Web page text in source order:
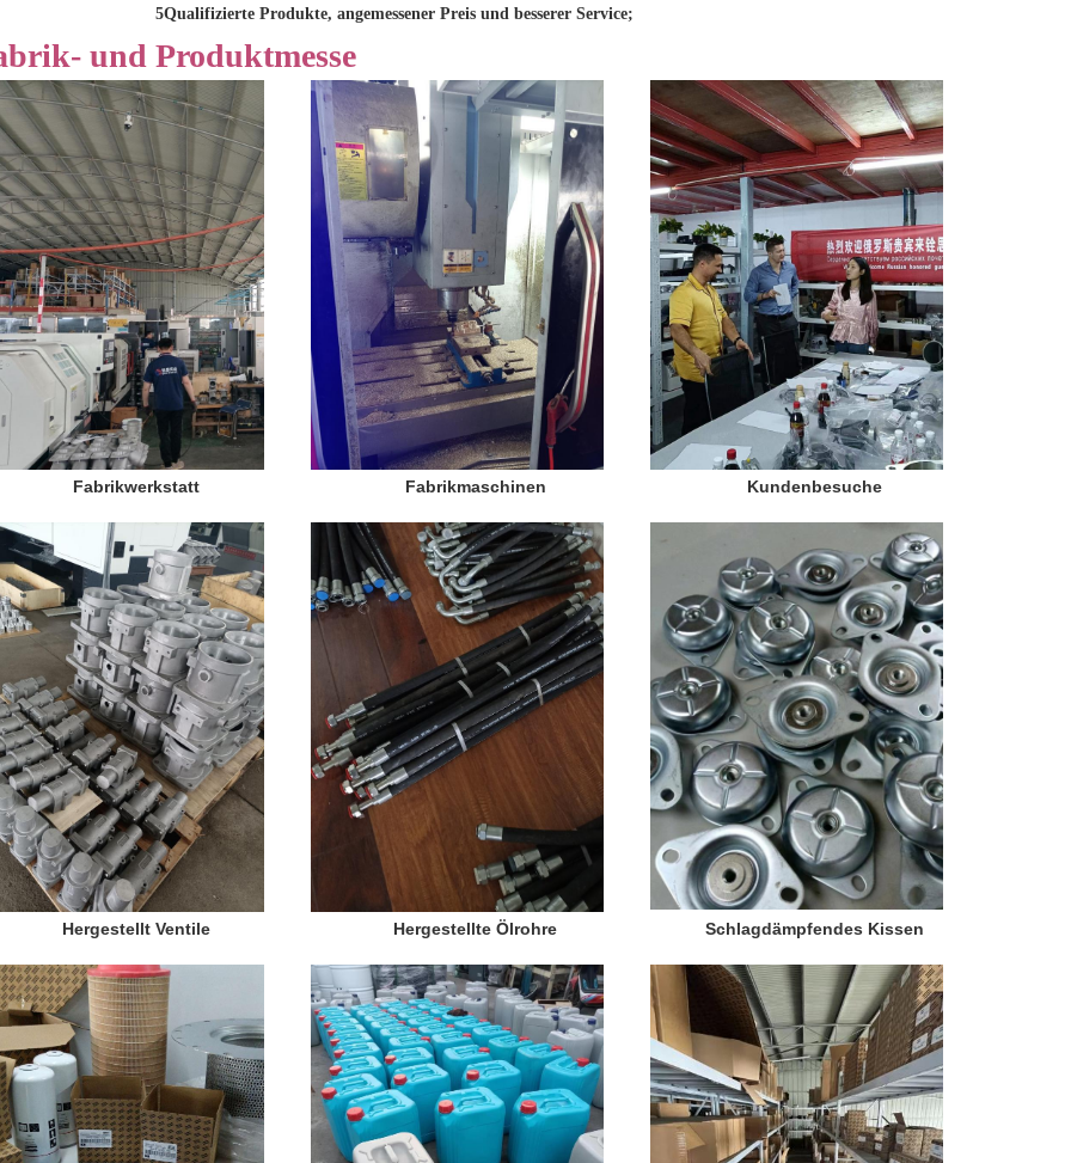
5Qualifizierte Produkte, angemessener Preis und besserer Service;
und Produktmesse
Fabrikwerkstatt Fabrikmaschinen Kundenbesuche
Hergestellt Ventile Hergestellte Ölrohre Schlagdämpfendes Kissen